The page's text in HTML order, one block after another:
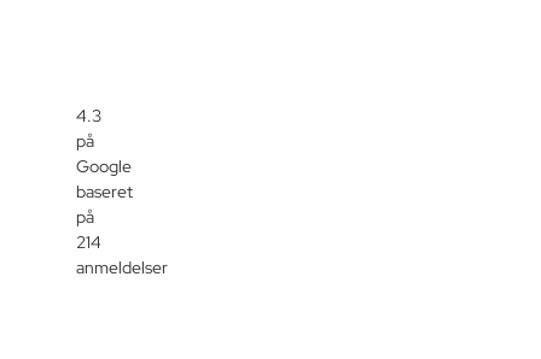
4.3
på
Google
baseret
på
214
anmeldelser